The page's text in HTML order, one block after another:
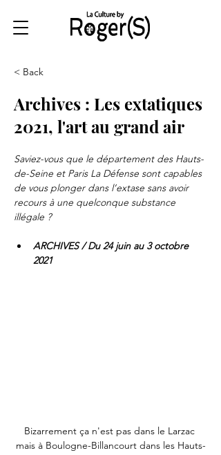
< Back
Archives : Les extatiques
2021, l'art au grand air
Saviez-vous que le département des Hauts-
de-Seine et Paris La Défense sont capables
de vous plonger dans l’extase sans avoir
recours à une quelconque substance
illégale ?
ARCHIVES / Du 24 juin au 3 octobre
2021
Bizarrement ça n'est pas dans le Larzac
mais à Boulogne-Billancourt dans les Hauts-